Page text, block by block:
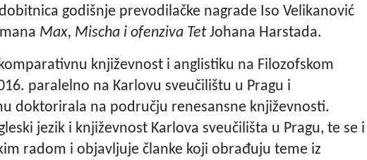
godišnje prevodilačke nagrade Iso Velikanović
Max, Mischa i ofenziva TetJohana Harstada.
književnost i anglistiku na Filozofskom
paralelno na Karlovu sveučilištu u Pragu i
doktorirala na području renesansne književnosti.
jezik i književnost Karlova sveučilišta u Pragu, te se i
radom i objavljuje članke koji obrađuju teme iz